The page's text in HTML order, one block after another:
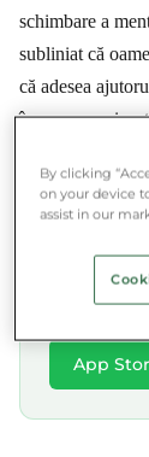
schimbare a
subliniat că
că adesea
în ceea ce
★★★★★
Descarcă
apropierea
App
By clicking
on your device
assist in our